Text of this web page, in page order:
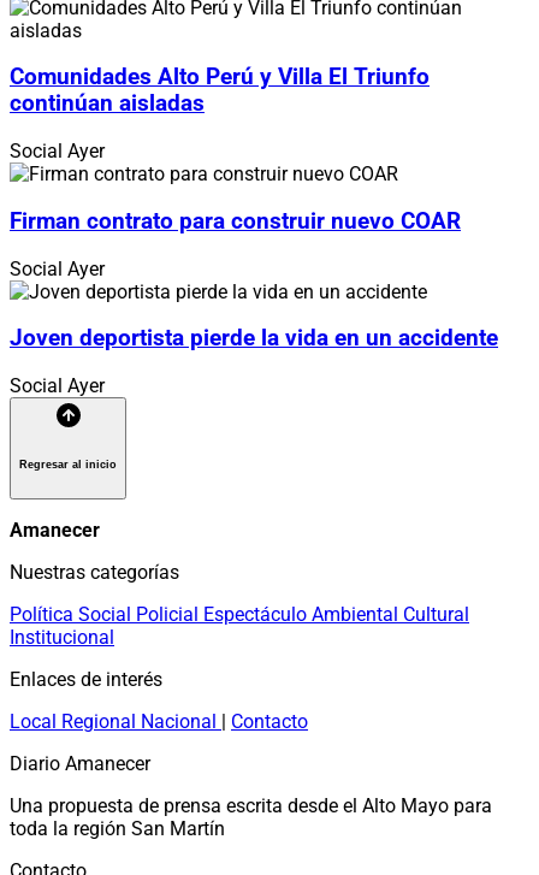
Comunidades Alto Perú y Villa El Triunfo
continúan aisladas
Social Ayer
Firman contrato para construir nuevo COAR
Social Ayer
Joven deportista pierde la vida en un accidente
Social Ayer
Regresar al inicio
Amanecer
Nuestras categorías
Política Social Policial Espectáculo Ambiental Cultural
Institucional
Enlaces de interés
Local Regional Nacional | Contacto
Diario Amanecer
Una propuesta de prensa escrita desde el Alto Mayo para
toda la región San Martín
Contacto